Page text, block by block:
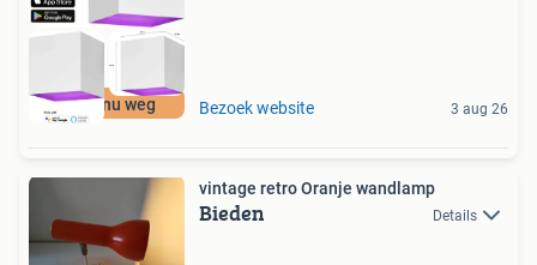
Moet nu weg Bezoek website 3 aug 26
vintage retro Oranje wandlamp
Bieden Details